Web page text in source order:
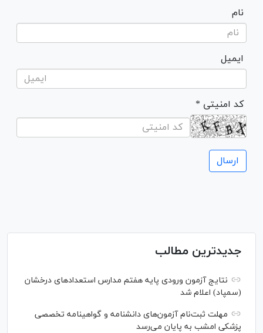
نام
ایمیل
* کد امنیتی
جدیدترین مطالب
نتایج آزمون ورودی پایه هفتم مدارس استعدادهای درخشان
(سمپاد) اعلام شد
مهلت ثبت‌نام آزمون‌های دانشنامه و گواهینامه تخصصی
پزشکی امشب به پایان می‌رسد